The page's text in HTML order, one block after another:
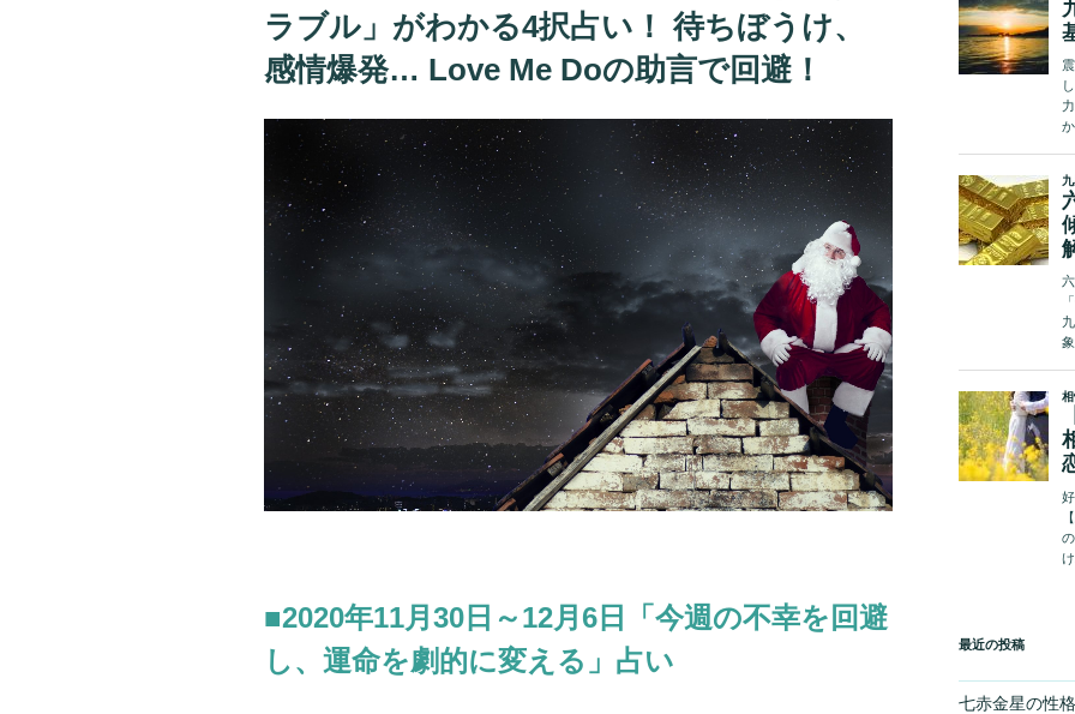
ラブル」がわかる4択占い！ 待ちぼうけ、
感情爆発… Love Me Doの助言で回避！
■2020年11月30日～12月6日「今週の不幸を回避
し、運命を劇的に変える」占い
最近の投稿
七赤金星の性